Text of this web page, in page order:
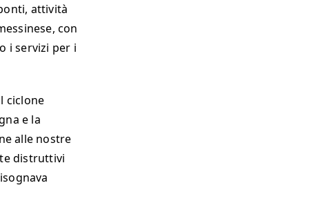
attività
con
i servizi per i
ciclone
e la
alle nostre
distruttivi